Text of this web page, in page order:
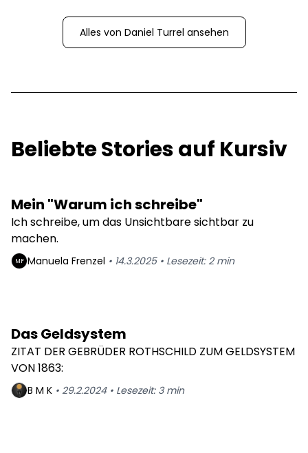
Alles von Daniel Turrel ansehen
Beliebte Stories auf Kursiv
Mein "Warum ich schreibe"
Ich schreibe, um das Unsichtbare sichtbar zu
machen.
MF Manuela Frenzel • 14.3.2025• Lesezeit: 2min
Das Geldsystem
ZITAT DER GEBRÜDER ROTHSCHILD ZUM GELDSYSTEM
VON 1863:
B M K • 29.2.2024• Lesezeit: 3min